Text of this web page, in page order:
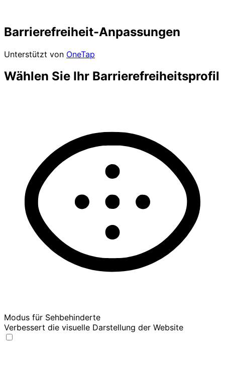
Barrierefreiheit-Anpassungen
Unterstützt von OneTap
Wählen Sie Ihr Barrierefreiheitsprofil
Modus für Sehbehinderte
Verbessert die visuelle Darstellung der Website